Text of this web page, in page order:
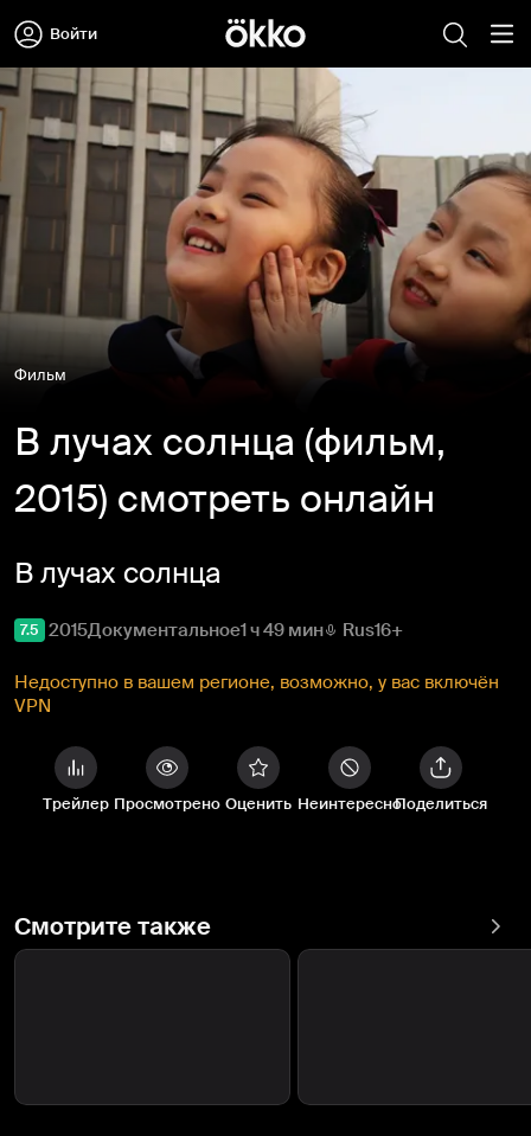
Войти
Фильм
В лучах солнца (фильм,
2015) смотреть онлайн
В лучах солнца
7.5 2015Документальное1 ч 49 мин Rus16+
Недоступно в вашем регионе, возможно, у вас включён
VPN
Трейлер Просмотрено Оценить Неинтересно Поделиться
Смотрите также
Токсик-
Блокадный